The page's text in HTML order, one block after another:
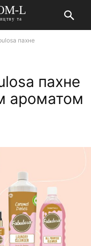
L
та
пахне
пахне
ароматом